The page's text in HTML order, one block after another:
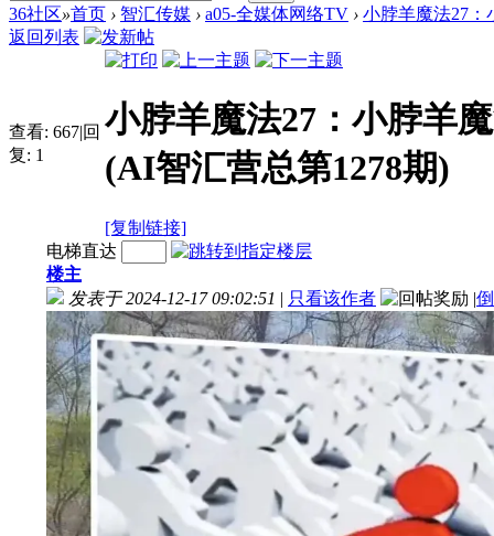
36社区»首页 › 智汇传媒 › a05-全媒体网络TV › 小脖羊魔法27：
返回列表
查看: 667|回
复: 1
小脖羊魔法27：小脖羊
(AI智汇营总第1278期)
[复制链接]
电梯直达
楼主
发表于 2024-12-17 09:02:51 | 只看该作者 |